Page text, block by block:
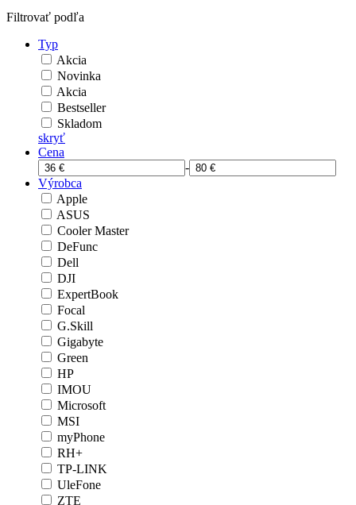
Filtrovať podľa
Typ
Akcia
Novinka
Akcia
Bestseller
Skladom
skryť
Cena
-
Výrobca
Apple
ASUS
Cooler Master
DeFunc
Dell
DJI
ExpertBook
Focal
G.Skill
Gigabyte
Green
HP
IMOU
Microsoft
MSI
myPhone
RH+
TP-LINK
UleFone
ZTE